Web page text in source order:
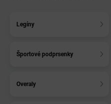
Legíny
Športové podprsenky
Overaly